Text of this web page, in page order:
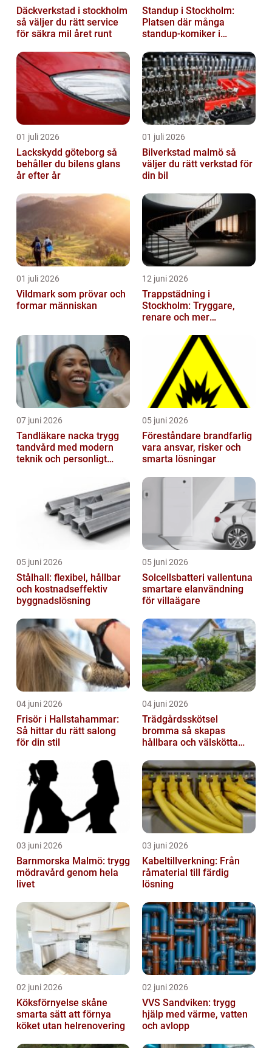
Däckverkstad i stockholm
så väljer du rätt service
för säkra mil året runt
Standup i Stockholm:
Platsen där många
standup-komiker i
01 juli 2026
Lackskydd göteborg så
behåller du bilens glans
år efter år
01 juli 2026
Bilverkstad malmö så
väljer du rätt verkstad för
din bil
01 juli 2026
Vildmark som prövar och
formar människan
12 juni 2026
Trappstädning i
Stockholm: Tryggare,
renare och mer
07 juni 2026
Tandläkare nacka trygg
tandvård med modern
teknik och personligt
05 juni 2026
Föreståndare brandfarlig
vara ansvar, risker och
smarta lösningar
05 juni 2026
Stålhall: flexibel, hållbar
och kostnadseffektiv
byggnadslösning
05 juni 2026
Solcellsbatteri vallentuna
smartare elanvändning
för villaägare
04 juni 2026
Frisör i Hallstahammar:
Så hittar du rätt salong
för din stil
04 juni 2026
Trädgårdsskötsel
bromma så skapas
hållbara och välskötta
03 juni 2026
Barnmorska Malmö: trygg
mödravård genom hela
livet
03 juni 2026
Kabeltillverkning: Från
råmaterial till färdig
lösning
02 juni 2026
Köksförnyelse skåne
smarta sätt att förnya
köket utan helrenovering
02 juni 2026
VVS Sandviken: trygg
hjälp med värme, vatten
och avlopp